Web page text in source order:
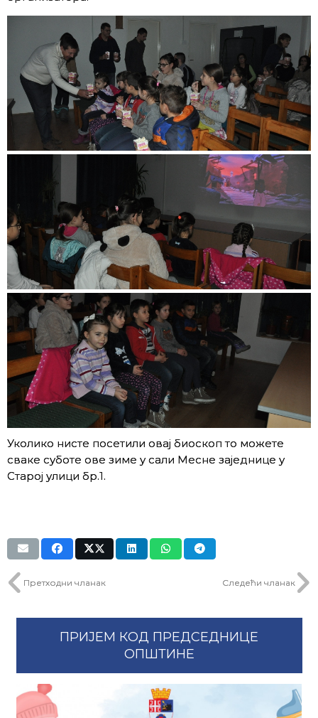
Уколико нисте посетили овај биоскоп то можете
сваке суботе ове зиме у сали Месне заједнице у
Старој улици бр.1.
Претходни чланак Следећи чланак
ПРИЈЕМ КОД ПРЕДСЕДНИЦЕ
ОПШТИНЕ